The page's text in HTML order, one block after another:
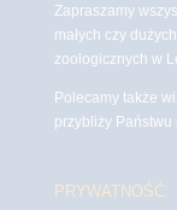
Zapraszamy
małych czy
zoologicznych w
Polecamy także
przybliży Państwu
PRYWATNOŚĆ